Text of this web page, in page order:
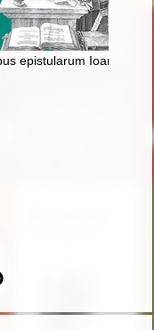
Polski po 1945
epistularum Ioannis
: opis działań